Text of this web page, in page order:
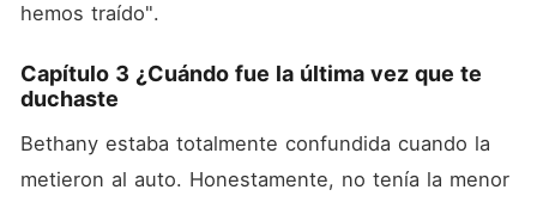
hemos traído".
Capítulo 3 ¿Cuándo fue la última vez que te
duchaste
Bethany estaba totalmente confundida cuando la
metieron al auto. Honestamente, no tenía la menor